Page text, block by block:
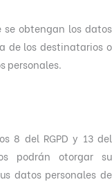
se obtengan los datos
de los destinatarios o
personales.
8 del RGPD y 13 del
podrán otorgar su
datos personales de